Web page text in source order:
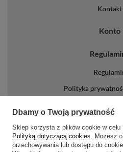
Kontakt
Konto
Polityka
Formy
Dbamy o Twoją prywatność
Sklep korzysta z plików cookie w celu
Polityką dotyczącą cookies. Możesz
przechowywania lub dostępu do